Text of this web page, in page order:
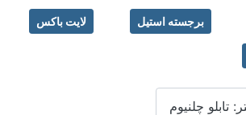
برجسته استیل لایت باکس
تابلو چلنیوم